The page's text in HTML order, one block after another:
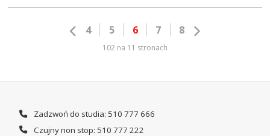
4 5 6 7 8
102 na 11 stronach
Zadzwoń do studia: 510 777 666
Czujny non stop: 510 777 222